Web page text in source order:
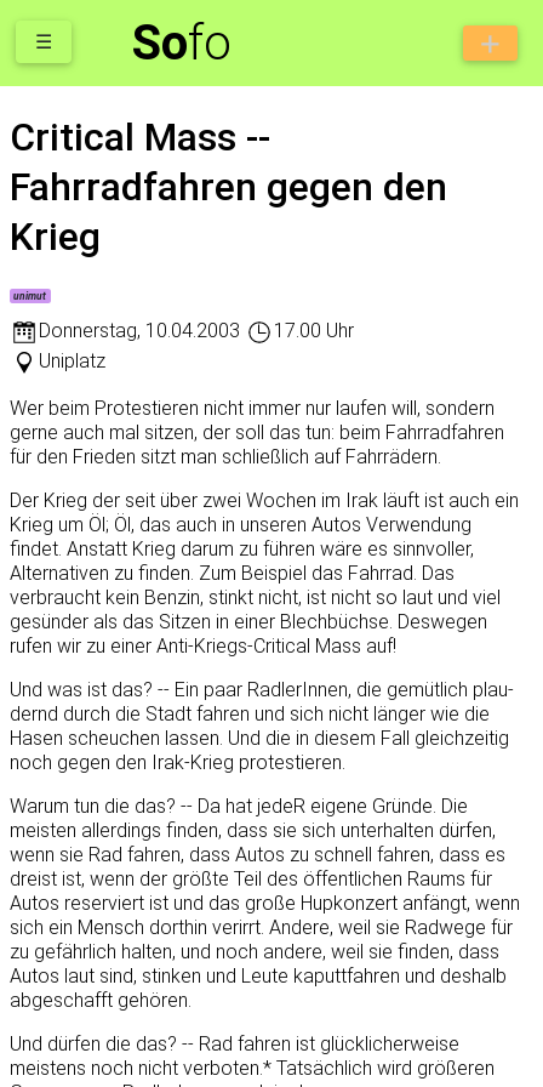
Sofo
☰
Critical Mass --
Fahrradfahren gegen den
Krieg
unimut
Donnerstag, 10.04.2003
17.00 Uhr
Uniplatz
Wer beim Protestieren nicht immer nur laufen will, sondern
gerne auch mal sitzen, der soll das tun: beim Fahrradfahren
für den Frieden sitzt man schließlich auf Fahrrädern.
Der Krieg der seit über zwei Wochen im Irak läuft ist auch ein
Krieg um Öl; Öl, das auch in unseren Autos Verwendung
findet. Anstatt Krieg darum zu führen wäre es sinnvoller,
Alternativen zu finden. Zum Beispiel das Fahrrad. Das
verbraucht kein Benzin, stinkt nicht, ist nicht so laut und viel
gesünder als das Sitzen in einer Blechbüchse. Deswegen
rufen wir zu einer Anti-Kriegs-Critical Mass auf!
Und was ist das? -- Ein paar RadlerInnen, die gemütlich plau-
dernd durch die Stadt fahren und sich nicht länger wie die
Hasen scheuchen lassen. Und die in diesem Fall gleichzeitig
noch gegen den Irak-Krieg protestieren.
Warum tun die das? -- Da hat jedeR eigene Gründe. Die
meisten allerdings finden, dass sie sich unterhalten dürfen,
wenn sie Rad fahren, dass Autos zu schnell fahren, dass es
dreist ist, wenn der größte Teil des öffentlichen Raums für
Autos reserviert ist und das große Hupkonzert anfängt, wenn
sich ein Mensch dorthin verirrt. Andere, weil sie Radwege für
zu gefährlich halten, und noch andere, weil sie finden, dass
Autos laut sind, stinken und Leute kaputtfahren und deshalb
abgeschafft gehören.
Und dürfen die das? -- Rad fahren ist glücklicherweise
meistens noch nicht verboten.* Tatsächlich wird größeren